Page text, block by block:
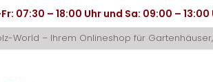
07:30 – 18:00 Uhr und Sa: 09:00 – 13:00
World – Ihrem Onlineshop für